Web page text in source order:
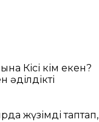
Кісі кім екен?
әділдікті
жүзімді таптап,